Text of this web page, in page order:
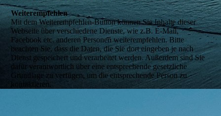
Weiterempfehlen
Mit dem Weiterempfehlen-Button können Sie Inhalte dieser
Webseite über verschiedene Dienste, wie z.B. E-Mail,
Facebook etc. anderen Personen weiterempfehlen. Bitte
beachten Sie, dass die Daten, die Sie dort eingeben je nach
Dienst gespeichert und verarbeitet werden. Außerdem sind Sie
dafür verantwortlich über eine entsprechende gesetzliche
Grundlage zu verfügen, um die entsprechende Person zu
kontaktieren.